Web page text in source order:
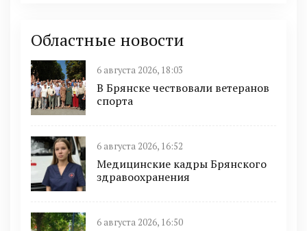
Областные новости
6 августа 2026, 18:03
В Брянске чествовали ветеранов
спорта
6 августа 2026, 16:52
Медицинские кадры Брянского
здравоохранения
6 августа 2026, 16:50